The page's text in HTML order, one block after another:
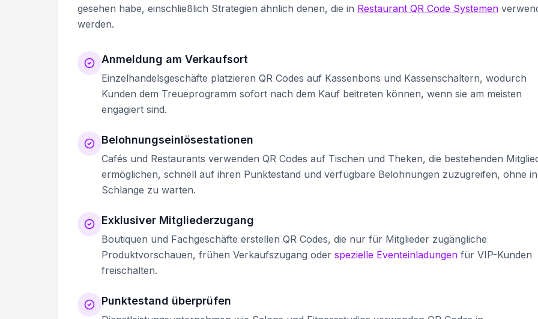
gesehen habe, einschließlich Strategien ähnlich denen, die in Restaurant QR Code Systemen
werden.
Anmeldung am Verkaufsort
Einzelhandelsgeschäfte platzieren QR Codes auf Kassenbons und Kassenschaltern, wodurch
Kunden dem Treueprogramm sofort nach dem Kauf beitreten können, wenn sie am meisten
engagiert sind.
Belohnungseinlösestationen
Cafés und Restaurants verwenden QR Codes auf Tischen und Theken, die bestehenden
ermöglichen, schnell auf ihren Punktestand und verfügbare Belohnungen zuzugreifen, ohne
Schlange zu warten.
Exklusiver Mitgliederzugang
Boutiquen und Fachgeschäfte erstellen QR Codes, die nur für Mitglieder zugängliche
Produktvorschauen, frühen Verkaufszugang oder spezielle Eventeinladungen für VIP-Kunden
freischalten.
Punktestand überprüfen